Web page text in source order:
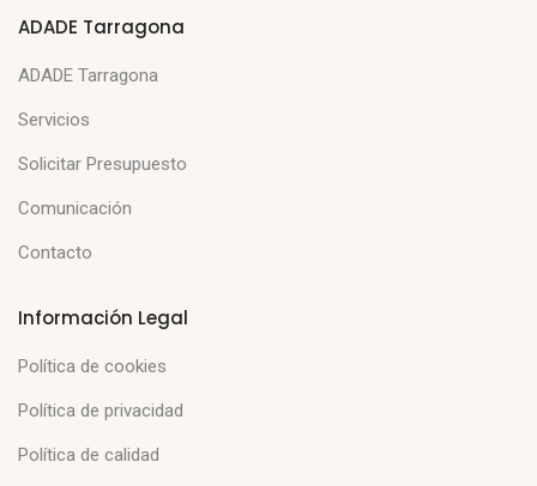
ADADE Tarragona
ADADE Tarragona
Servicios
Solicitar Presupuesto
Comunicación
Contacto
Información Legal
Política de cookies
Política de privacidad
Política de calidad